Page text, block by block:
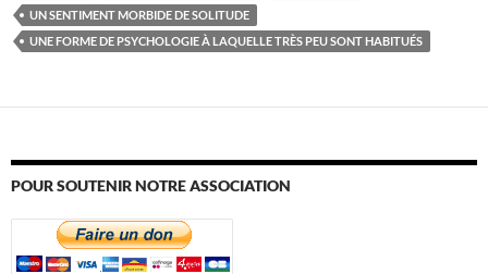
UN SENTIMENT MORBIDE DE SOLITUDE
UNE FORME DE PSYCHOLOGIE À LAQUELLE TRÈS PEU SONT HABITUÉS
POUR SOUTENIR NOTRE ASSOCIATION